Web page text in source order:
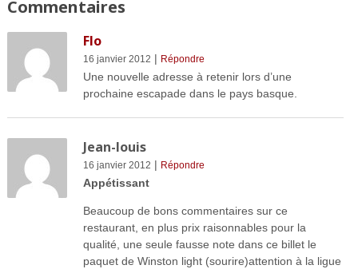
Commentaires
Flo
16 janvier 2012 | Répondre
Une nouvelle adresse à retenir lors d’une
prochaine escapade dans le pays basque.
Jean-louis
16 janvier 2012 | Répondre
Appétissant
Beaucoup de bons commentaires sur ce
restaurant, en plus prix raisonnables pour la
qualité, une seule fausse note dans ce billet le
paquet de Winston light (sourire)attention à la ligue